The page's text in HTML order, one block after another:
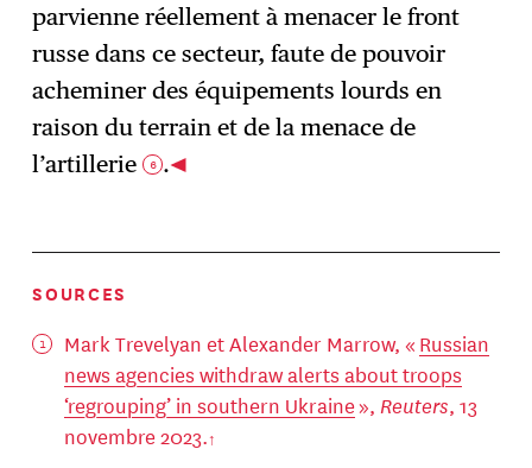
parvienne réellement à menacer le front
russe dans ce secteur, faute de pouvoir
acheminer des équipements lourds en
raison du terrain et de la menace de
l’artillerie 6 .
SOURCES
Mark Trevelyan et Alexander Marrow, « Russian
news agencies withdraw alerts about troops
‘regrouping’ in southern Ukraine», Reuters, 13
novembre 2023.